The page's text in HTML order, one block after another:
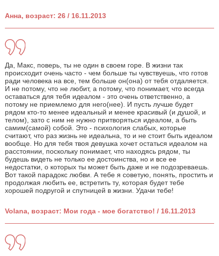
Анна, возраст: 26 / 16.11.2013
Да, Макс, поверь, ты не один в своем горе. В жизни так
происходит очень часто - чем больше ты чувствуешь, что готов
ради человека на все, тем больше он(она) от тебя отдаляется.
И не потому, что не любит, а потому, что понимает, что всегда
оставаться для тебя идеалом - это очень ответственно, а
потому не приемлемо для него(нее). И пусть лучше будет
рядом кто-то менее идеальный и менее красивый (и душой, и
телом), зато с ним не нужно притворяться идеалом, а быть
самим(самой) собой. Это - психология слабых, которые
считают, что раз жизнь не идеальна, то и не стоит быть идеалом
вообще. Но для тебя твоя девушка хочет остаться идеалом на
расстоянии, поскольку понимает, что находясь рядом, ты
будешь видеть не только ее достоинства, но и все ее
недостатки, о которых ты может быть даже и не подозреваешь.
Вот такой парадокс любви. А тебе я советую, понять, простить и
продолжая любить ее, встретить ту, которая будет тебе
хорошей подругой и спутницей в жизни. Удачи тебе!
Volana, возраст: Мои года - мое богатство! / 16.11.2013